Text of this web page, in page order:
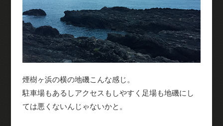
煙樹ヶ浜の横の地磯こんな感じ。
駐車場もあるしアクセスもしやすく足場も地磯にし
ては悪くないんじゃないかと。